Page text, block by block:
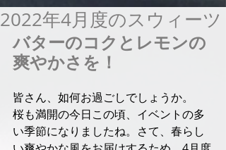
2022年4月度のスウィーツ
バターのコクとレモンの
爽やかさを！
皆さん、如何お過ごしでしょうか。
桜も満開の今日この頃、イベントの多
い季節になりましたね。さて、春らし